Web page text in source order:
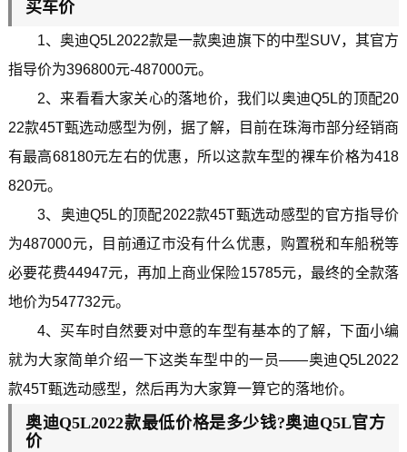
买车价
1、奥迪Q5L2022款是一款奥迪旗下的中型SUV，其官方
指导价为396800元-487000元。
2、来看看大家关心的落地价，我们以奥迪Q5L的顶配20
22款45T甄选动感型为例，据了解，目前在珠海市部分经销商
有最高68180元左右的优惠，所以这款车型的裸车价格为418
820元。
3、奥迪Q5L的顶配2022款45T甄选动感型的官方指导价
为487000元，目前通辽市没有什么优惠，购置税和车船税等
必要花费44947元，再加上商业保险15785元，最终的全款落
地价为547732元。
4、买车时自然要对中意的车型有基本的了解，下面小编
就为大家简单介绍一下这类车型中的一员——奥迪Q5L2022
款45T甄选动感型，然后再为大家算一算它的落地价。
奥迪Q5L2022款最低价格是多少钱?奥迪Q5L官方
价